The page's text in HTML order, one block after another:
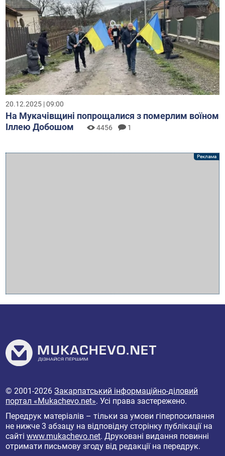
20.12.2025 | 09:00
На Мукачівщині попрощалися з померлим воїном
Іллею Добошом
4456 1
© 2001-2026Закарпатський інформаційно-діловий
портал «Mukachevo.net». Усі права застережено.
Передрук матеріалів – тільки за умови гіперпосилання
не нижче 3 абзацу на відповідну сторінку публікації на
сайтіwww.mukachevo.net. Друковані видання повинні
отримати письмову згоду від редакції на передрук.